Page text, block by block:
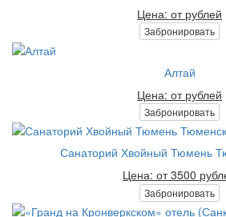
Цена: от рублей
Забронировать
Алтай
Цена: от рублей
Забронировать
Санаторий Хвойный Тюмень
Цена: от 3500
Забронировать